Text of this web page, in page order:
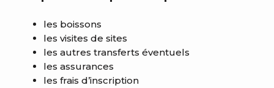
les boissons
les visites de sites
les autres transferts éventuels
les assurances
les frais d’inscription